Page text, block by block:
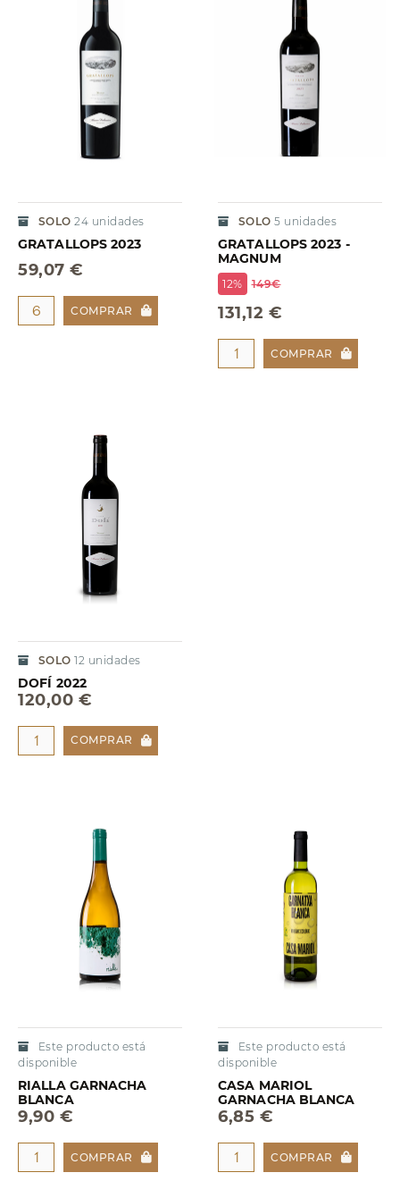
SOLO 24 unidades
GRATALLOPS 2023
59,07 €
COMPRAR
SOLO 5 unidades
GRATALLOPS 2023 -
MAGNUM
12% 149€
131,12 €
COMPRAR
SOLO 12 unidades
DOFÍ 2022
120,00 €
COMPRAR
Este producto está
disponible
RIALLA GARNACHA
BLANCA
9,90 €
COMPRAR
Este producto está
disponible
CASA MARIOL
GARNACHA BLANCA
6,85 €
COMPRAR